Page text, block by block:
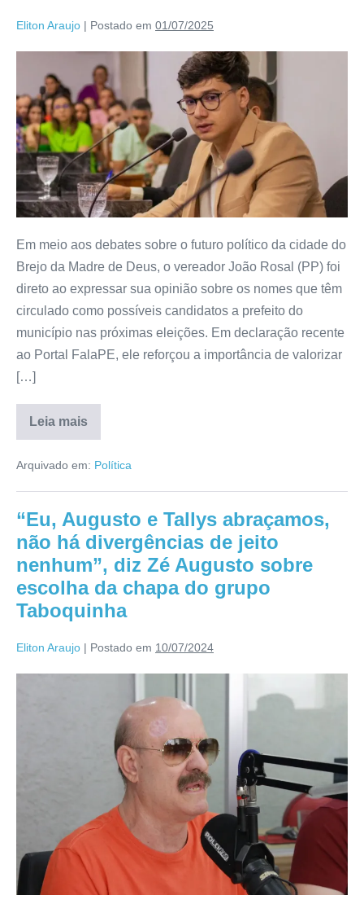
Eliton Araujo | Postado em 01/07/2025
Em meio aos debates sobre o futuro político da cidade do
Brejo da Madre de Deus, o vereador João Rosal (PP) foi
direto ao expressar sua opinião sobre os nomes que têm
circulado como possíveis candidatos a prefeito do
município nas próximas eleições. Em declaração recente
ao Portal FalaPE, ele reforçou a importância de valorizar
[…]
Leia mais
Arquivado em: Política
“Eu, Augusto e Tallys abraçamos,
não há divergências de jeito
nenhum”, diz Zé Augusto sobre
escolha da chapa do grupo
Taboquinha
Eliton Araujo | Postado em 10/07/2024